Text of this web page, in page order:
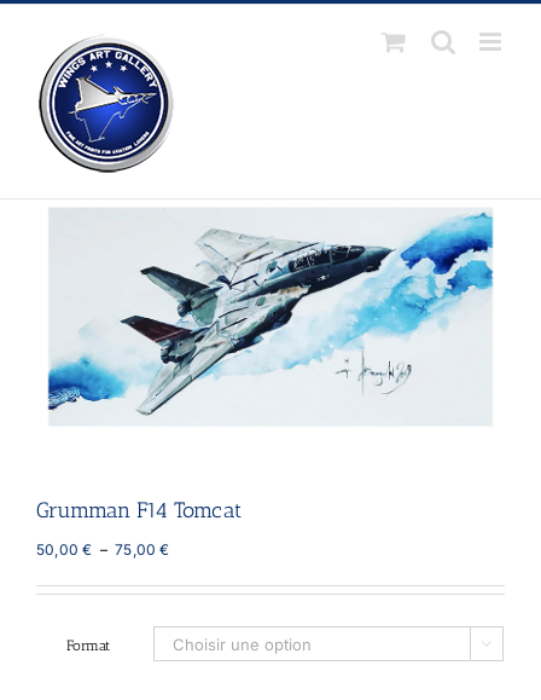
Passer
Grumman F14 Tomcat
50,00€ – 75,00€Plage
prix :
à
75,00 €
Format 